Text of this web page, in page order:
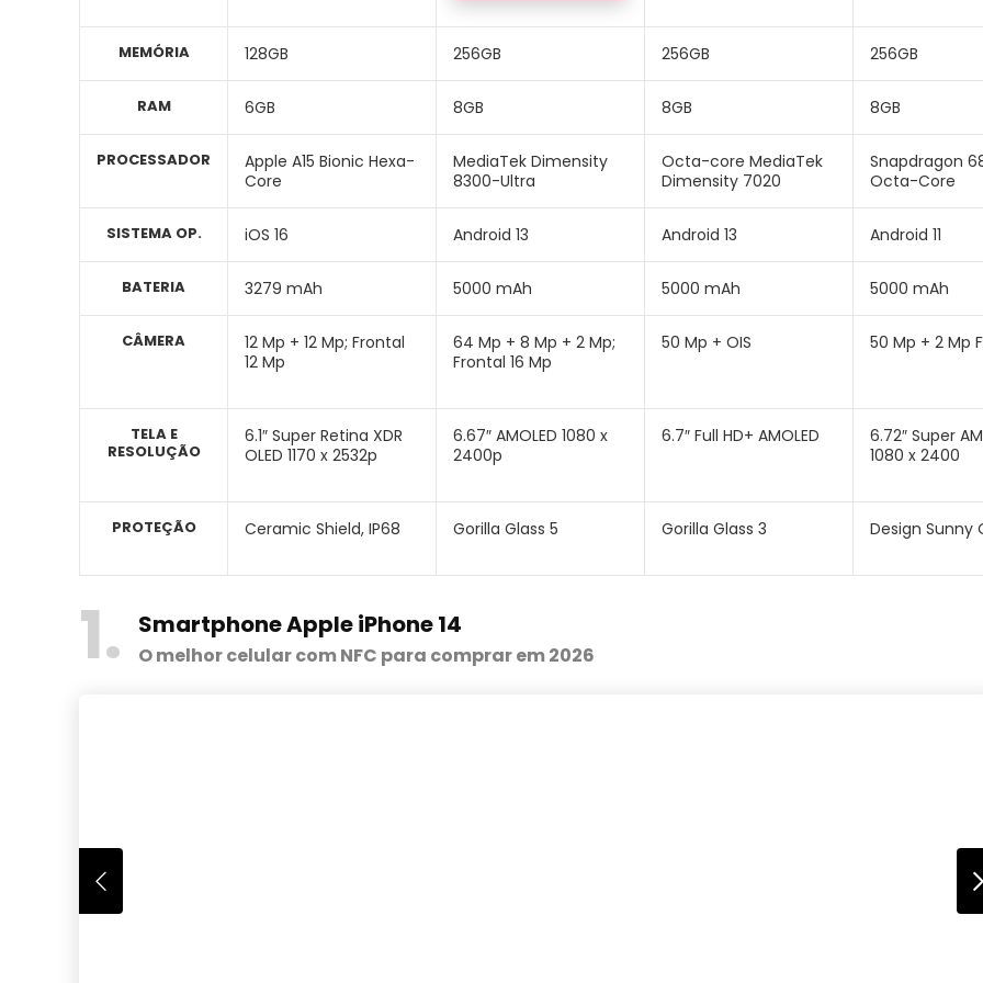
MEMÓRIA
RAM
PROCESSADOR
SISTEMA OP.
BATERIA
CÂMERA
TELA E
RESOLUÇÃO
PROTEÇÃO
128GB
6GB
Apple A15 Bionic Hexa-
Core
iOS 16
3279 mAh
12 Mp + 12 Mp; Frontal
12 Mp
6.1″ Super Retina XDR
OLED 1170 x 2532p
Ceramic Shield, IP68
256GB
8GB
MediaTek Dimensity
8300-Ultra
Android 13
5000 mAh
64 Mp + 8 Mp + 2 Mp;
Frontal 16 Mp
6.67″ AMOLED 1080 x
2400p
Gorilla Glass 5
256GB
8GB
Octa-core MediaTek
Dimensity 7020
Android 13
5000 mAh
50 Mp + OIS
6.7″ Full HD+ AMOLED
Gorilla Glass 3
256GB
8GB
Snapdragon
Octa-Core
Android 11
5000 mAh
50 Mp + 2 Mp
6.72″ Super
‎1080 x 2400
Design Sunny
1 SmartphoneApple iPhone 14
O melhor celular com NFC para comprar em 2026